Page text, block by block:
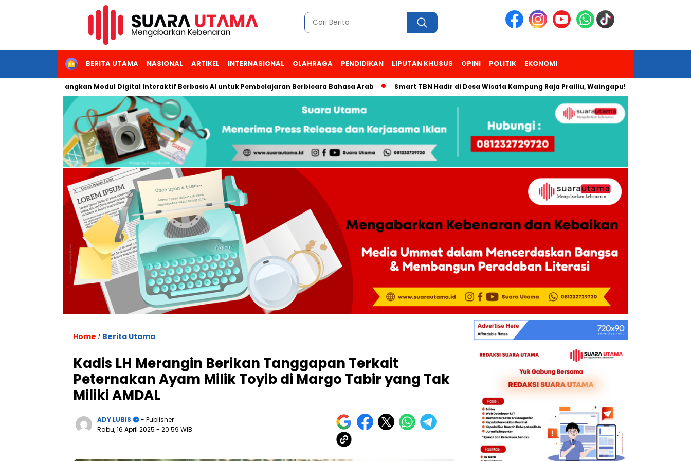
HOMEBERITA UTAMA NASIONAL ARTIKEL INTERNASIONAL OLAHRAGA PENDIDIKAN LIPUTAN KHUSUS OPINI POLITIK EKONOMI
Kembangkan Modul Digital Interaktif Berbasis AI untuk Pembelajaran Berbicara Bahasa Arab Smart TBN Hadir di Desa Wisata Kampung Raja Prailiu, Waingapu! Dua Pendaki
Home / Berita Utama
Kadis LH Merangin Berikan Tanggapan Terkait
Peternakan Ayam Milik Toyib di Margo Tabir yang Tak
Miliki AMDAL
ADY LUBIS
- Publisher
Rabu, 16 April 2025 - 20:59 WIB